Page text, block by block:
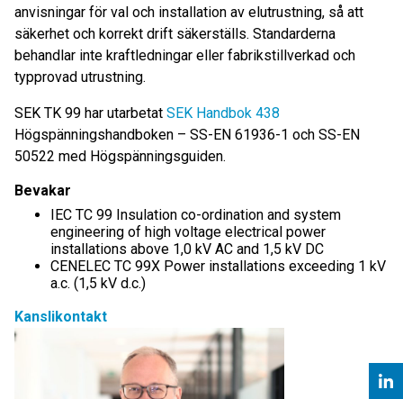
anvisningar för val och installation av elutrustning, så att
säkerhet och korrekt drift säkerställs. Standarderna
behandlar inte kraftledningar eller fabrikstillverkad och
typprovad utrustning.
SEK TK 99 har utarbetat SEK Handbok 438
Högspänningshandboken – SS-EN 61936-1 och SS-EN
50522 med Högspänningsguiden.
Bevakar
IEC TC 99 Insulation co-ordination and system
engineering of high voltage electrical power
installations above 1,0 kV AC and 1,5 kV DC
CENELEC TC 99X Power installations exceeding 1 kV
a.c. (1,5 kV d.c.)
Kanslikontakt